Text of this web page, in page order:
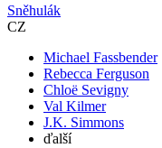
Sněhulák
CZ
Michael Fassbender
Rebecca Ferguson
Chloë Sevigny
Val Kilmer
J.K. Simmons
ďalší